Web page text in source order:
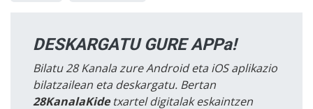
DESKARGATU GURE APPa!
Bilatu 28 Kanala zure Android eta iOS aplikazio
bilatzailean eta deskargatu. Bertan
28KanalaKidetxartel digitalak eskaintzen